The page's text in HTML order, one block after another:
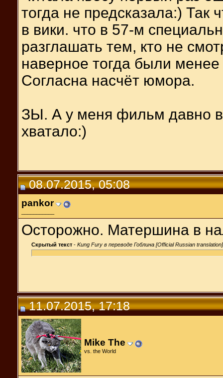
тогда не предсказала:) Так
в вики. что в 57-м
разглашать тем, кто не
наверное тогда были
Согласна насчёт юмора.
ЗЫ. А у меня фильм давно
хватало:)
08.07.2015, 05:08
pankor
Осторожно. Матершина в
Скрытый текст - Kung Fury в переводе Гоблина [Official Russian translation]
11.07.2015, 17:18
Mike The
vs. the World